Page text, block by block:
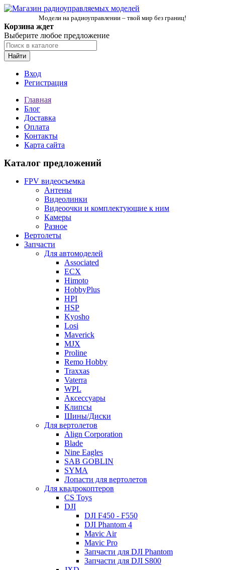
Модели на радиоуправлении – твой мир без границ!
Корзина ждет
Выберите любое предложение
Найти
Вход
Регистрация
Главная
Блог
Доставка
Оплата
Контакты
Карта сайта
Каталог предложений
FPV видеосъемка
Антены
Видеолинки
Видеоочки и комплектующие к ним
Камеры
Разное
Вертолеты
Запчасти
Для автомоделей
Associated
ECX
Himoto
HobbyPlus
HPI
HSP
Kyosho
Losi
Maverick
MJX
Proline
Remo Hobby
Traxxas
Vaterra
WPL
Аксессуары
Клипсы
Шины/Диски
Для вертолетов
Align Corporation
Blade
Nine Eagles
SAB GOBLIN
SYMA
Лопасти для вертолетов
Для квадрокоптеров
CS Toys
DJI
DJI F450 - F550
DJI Phantom 4
Mavic Air
Mavic Pro
Запчасти для DJI Phantom
Запчасти для DJI S800